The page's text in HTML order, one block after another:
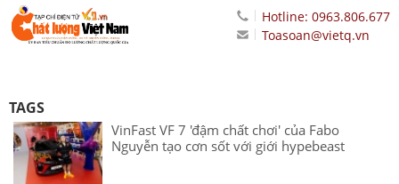
Hotline: 0963.806.677
Toasoan@vietq.vn
TAGS
VinFast VF 7 'đậm chất chơi' của Fabo
Nguyễn tạo cơn sốt với giới hypebeast